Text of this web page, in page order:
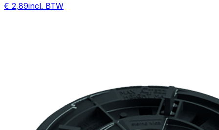
€ 2,89incl. BTW